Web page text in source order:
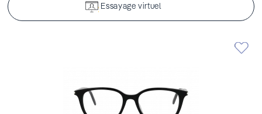
Essayage virtuel